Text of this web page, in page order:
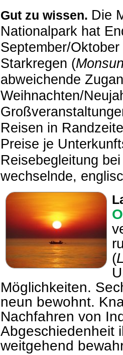
Gut zu wissen. Die
Nationalpark hat
September/
Starkregen (
abweichende
Weihnachten/
Reisen in
Preise je
Reisebegleitung
wechselnde,
(
Möglichkeiten.
neun bewohnt.
Nachfahren von
Abgeschiedenheit
weitgehend